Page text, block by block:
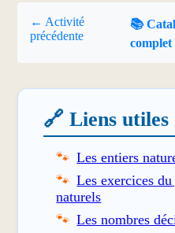
← Activité
précédente
📚
complet
🔗 Liens utiles
Les entiers
Les exercices
naturels
Les nombres